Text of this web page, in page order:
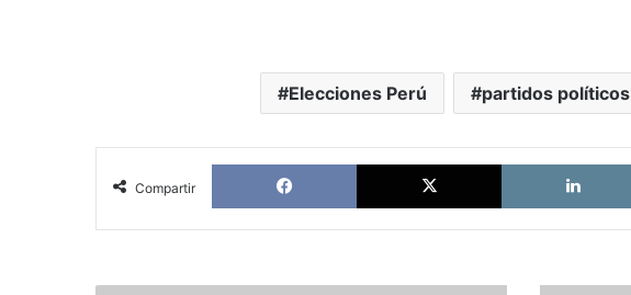
Elecciones Perú partidos políticos
Compartir
Facebook X